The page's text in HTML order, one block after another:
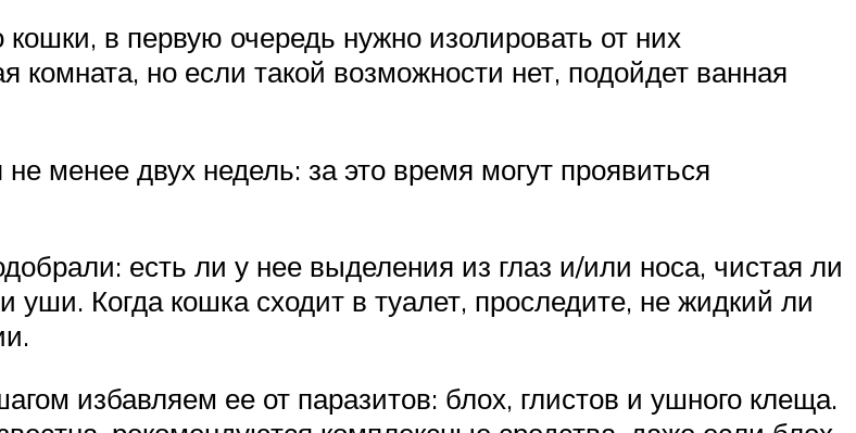
в первую очередь нужно изолировать от них
комната, но если такой возможности нет, подойдет ванная
менее двух недель: за это время могут проявиться
есть ли у нее выделения из глаз и/или носа, чистая ли
уши. Когда кошка сходит в туалет, проследите, не жидкий ли
избавляем ее от паразитов: блох, глистов и ушного клеща.